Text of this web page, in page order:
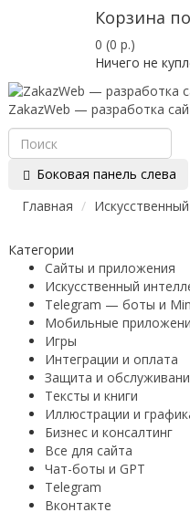
Корзина
0 (0 р.)
Ничего не
ZakazWeb — разработка
Боковая панель слева
Главная
Категории
Сайты и приложения
Искусственный
Telegram — боты и
Мобильные
Игры
Интеграции и оплата
Защита и
Тексты и книги
Иллюстрации и
Бизнес и консалтинг
Все для сайта
Чат-боты и GPT
Telegram
Вконтакте